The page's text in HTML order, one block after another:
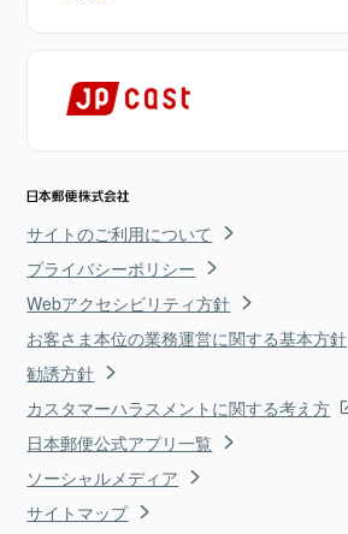
サイトのご利用について
プライバシーポリシー
Webアクセシビリティ方針
お客さま本位の業務運営に関する基本方針
勧誘方針
カスタマーハラスメントに関する考え方
日本郵便公式アプリ一覧
ソーシャルメディア
サイトマップ